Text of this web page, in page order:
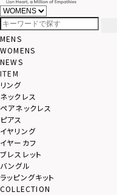
MENS
WOMENS
NEWS
ITEM
リング
ネックレス
ペアネックレス
ピアス
イヤリング
イヤーカフ
ブレスレット
バングル
ラッピングキット
COLLECTION